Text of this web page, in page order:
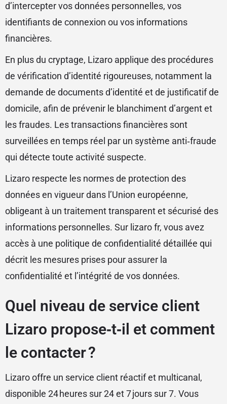
d’intercepter vos données personnelles, vos
identifiants de connexion ou vos informations
financières.
En plus du cryptage, Lizaro applique des procédures
de vérification d’identité rigoureuses, notamment la
demande de documents d’identité et de justificatif de
domicile, afin de prévenir le blanchiment d’argent et
les fraudes. Les transactions financières sont
surveillées en temps réel par un système anti‑fraude
qui détecte toute activité suspecte.
Lizaro respecte les normes de protection des
données en vigueur dans l’Union européenne,
obligeant à un traitement transparent et sécurisé des
informations personnelles. Sur lizaro fr, vous avez
accès à une politique de confidentialité détaillée qui
décrit les mesures prises pour assurer la
confidentialité et l’intégrité de vos données.
Quel niveau de service client
Lizaro propose‑t‑il et comment
le contacter ?
Lizaro offre un service client réactif et multicanal,
disponible 24 heures sur 24 et 7 jours sur 7. Vous